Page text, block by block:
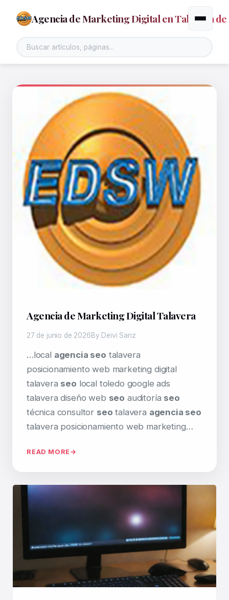
Agencia de Marketing Digital en Talavera de
Alternar
Agencia de Marketing Digital Talavera
27 de junio de 2026By Deivi Sanz
…local agencia seo talavera
posicionamiento web marketing digital
talavera seo local toledo google ads
talavera diseño web seo auditoría seo
técnica consultor seo talavera agencia seo
talavera posicionamiento web marketing…
READ MORE